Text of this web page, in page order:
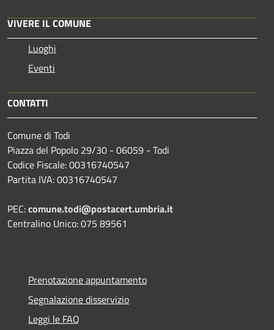
VIVERE IL COMUNE
Luoghi
Eventi
CONTATTI
Comune di Todi
Piazza del Popolo 29/30 - 06059 - Todi
Codice Fiscale: 00316740547
Partita IVA: 00316740547
PEC:comune.todi@postacert.umbria.it
Centralino Unico: 075 89561
Prenotazione appuntamento
Segnalazione disservizio
Leggi le FAQ